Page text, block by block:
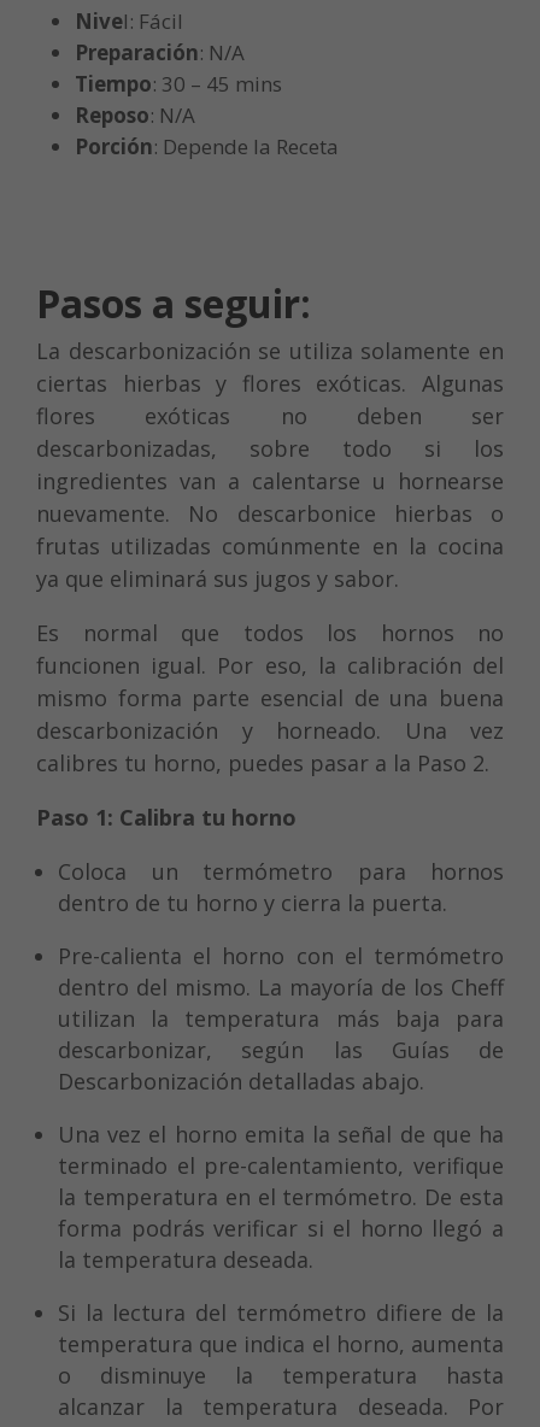
Nivel: Fácil
Preparación: N/A
Tiempo: 30 – 45 mins
Reposo: N/A
Porción: Depende la Receta
Pasos a seguir:
La descarbonización se utiliza solamente en
ciertas hierbas y flores exóticas. Algunas
flores exóticas no deben ser
descarbonizadas, sobre todo si los
ingredientes van a calentarse u hornearse
nuevamente. No descarbonice hierbas o
frutas utilizadas comúnmente en la cocina
ya que eliminará sus jugos y sabor.
Es normal que todos los hornos no
funcionen igual. Por eso, la calibración del
mismo forma parte esencial de una buena
descarbonización y horneado. Una vez
calibres tu horno, puedes pasar a la Paso 2.
Paso 1: Calibra tu horno
Coloca un termómetro para hornos
dentro de tu horno y cierra la puerta.
Pre-calienta el horno con el termómetro
dentro del mismo. La mayoría de los Cheff
utilizan la temperatura más baja para
descarbonizar, según las Guías de
Descarbonización detalladas abajo.
Una vez el horno emita la señal de que ha
terminado el pre-calentamiento, verifique
la temperatura en el termómetro. De esta
forma podrás verificar si el horno llegó a
la temperatura deseada.
Si la lectura del termómetro difiere de la
temperatura que indica el horno, aumenta
o disminuye la temperatura hasta
alcanzar la temperatura deseada. Por